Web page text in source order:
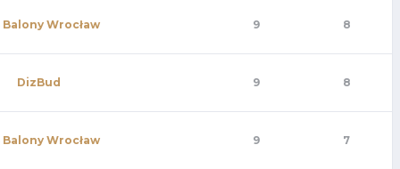
Balony Wrocław 9 8
DizBud 9 8
Balony Wrocław 9 7